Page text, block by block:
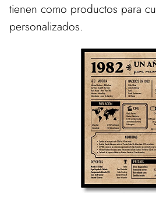
tienen como productos para
personalizados.